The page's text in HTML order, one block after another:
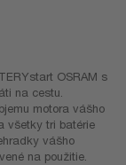
OSRAM s
na cestu.
motora vášho
všetky tri batérie
vášho
na použitie.